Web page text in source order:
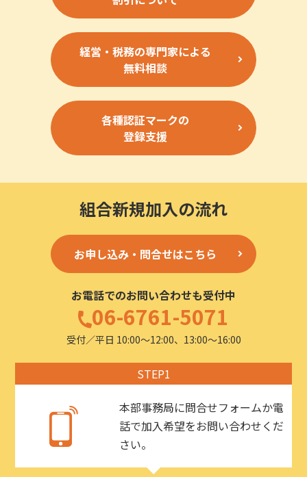
経営・税務の専門家による
無料相談
各種認証マークの
登録支援
組合新規加入の流れ
お申し込み・問合せはこちら
お電話でのお問い合わせも受付中
06-6761-5071
受付／平日 10:00〜12:00、13:00〜16:00
STEP1
本部事務局に問合せフォームか電
話で加入希望をお問い合わせくだ
さい。